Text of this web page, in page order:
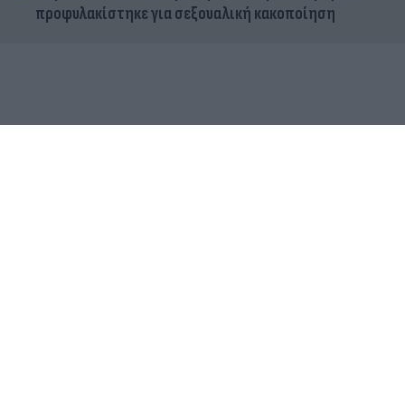
προφυλακίστηκε για σεξουαλική κακοποίηση